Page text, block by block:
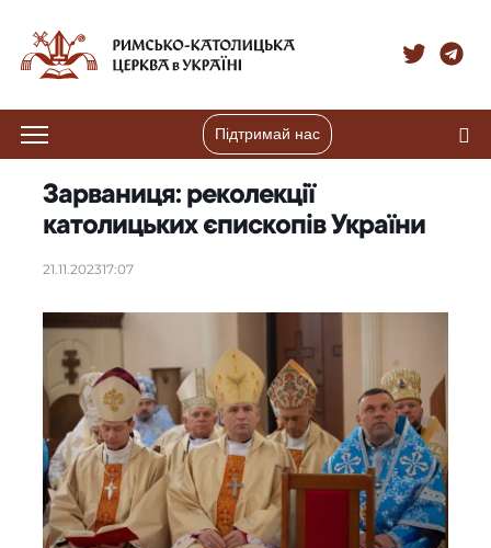
Підтримай нас
Зарваниця: реколекції
католицьких єпископів України
21.11.202317:07